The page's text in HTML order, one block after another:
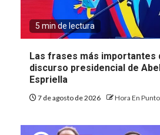
5 min de lectura
Las frases más importantes
discurso presidencial de
Espriella
7 de agosto de 2026 Hora En Punto